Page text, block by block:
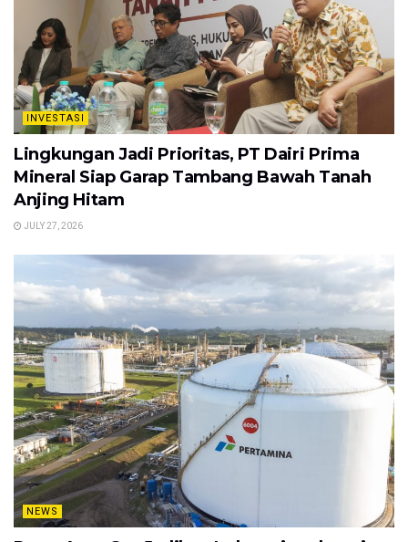
INVESTASI
Lingkungan Jadi Prioritas, PT Dairi Prima
Mineral Siap Garap Tambang Bawah Tanah
Anjing Hitam
JULY 27, 2026
NEWS